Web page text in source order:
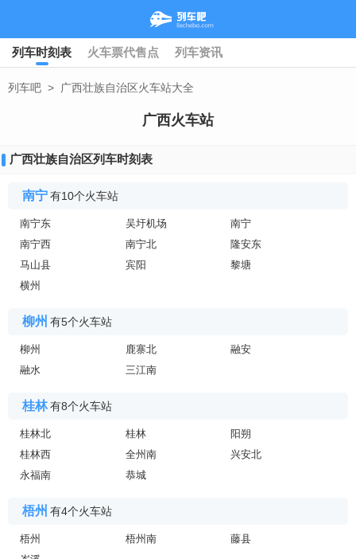
列车时刻表 火车票代售点 列车资讯
列车吧 > 广西壮族自治区火车站大全
广西火车站
广西壮族自治区列车时刻表
南宁有10个火车站
南宁东 吴圩机场
南宁
南宁西
南宁北
隆安东
马山县
宾阳
黎塘
横州
柳州 有5个火车站
柳州 鹿寨北
融安
融水
三江南
桂林有8个火车站
桂林北 桂林
阳朔
桂林西
全州南
兴安北
永福南
恭城
梧州 有4个火车站
梧州 梧州南
藤县